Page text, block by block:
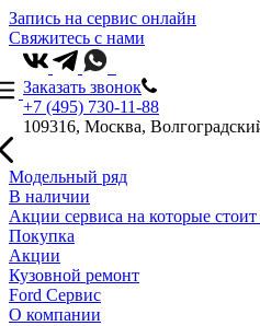
Запись на сервис онлайн
Свяжитесь с нами
Заказать звонок
+7 (495) 730-11-88
109316, Москва,
Модельный ряд
В наличии
Акции сервиса на которые
Покупка
Акции
Кузовной ремонт
Ford Сервис
О компании